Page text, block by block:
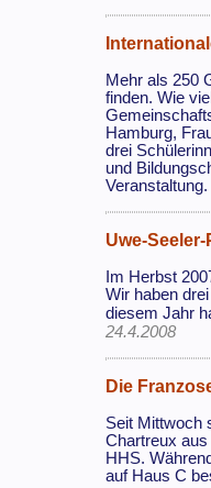
Mehr als 250
finden. Wie
Hamburg,
drei
und
Uwe-
Im Herbst
Wir haben
diesem Jahr
24.4.2008
Die
Seit Mittwoch
Chartreux
HHS.
auf Haus C